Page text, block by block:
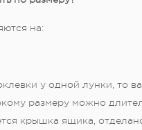
на:
у одной лунки, то
размеру можно
крышка ящика,